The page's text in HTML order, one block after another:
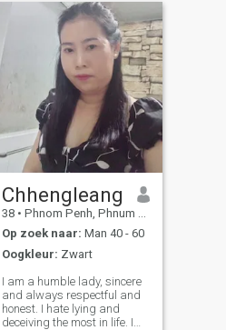
Chhengleang
38 • Phnom Penh, Phnum Pénh, Cambodja
Op zoek naar: Man 40 - 60
Oogkleur: Zwart
I am a humble lady, sincere
and always respectful and
honest. I hate lying and
deceiving the most in life. I